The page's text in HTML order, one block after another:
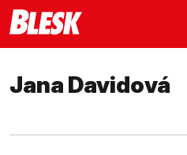
Jana Davidová